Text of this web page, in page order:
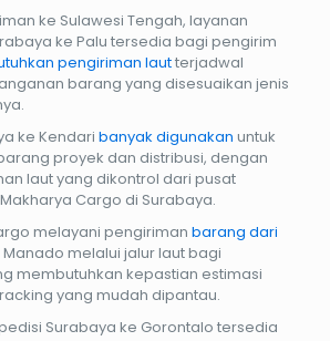
ke Sulawesi Tengah, layanan
ke Palu tersedia bagi pengirim
pengiriman lautterjadwal
barang yang disesuaikan jenis
ke Kendari banyak digunakan untuk
proyek dan distribusi, dengan
laut yang dikontrol dari pusat
Cargo di Surabaya.
melayani pengiriman barang dari
Manado melalui jalur laut bagi
membutuhkan kepastian estimasi
yang mudah dipantau.
Surabaya ke Gorontalo tersedia